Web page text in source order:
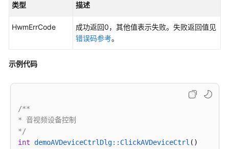
南
议
指
开
类型 描述
HwmErrCode
成功返回0，其他值表示失败。失败返回值见
错误码参考。
示例代码
/**
* 音视频设备控制
*/
int demoAVDeviceCtrlDlg::ClickAVDeviceCtrl ()